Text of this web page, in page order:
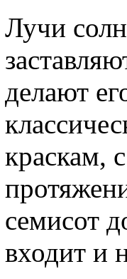
Лучи
делают
краскам,
семисот
входит и